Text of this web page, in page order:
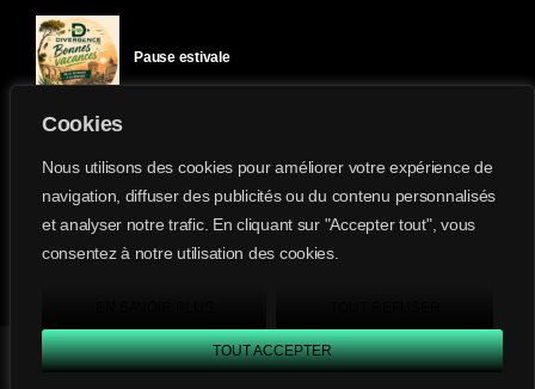
Cookies
Nous utilisons des cookies pour améliorer votre expérience de
navigation, diffuser des publicités ou du contenu personnalisés
et analyser notre trafic. En cliquant sur "Accepter tout", vous
consentez à notre utilisation des cookies.
TOUT ACCEPTER
play_arrow Divergence FM keyboard_arrow_right
Pause estivale
Ici l’Ombre – mardi 28 juillet